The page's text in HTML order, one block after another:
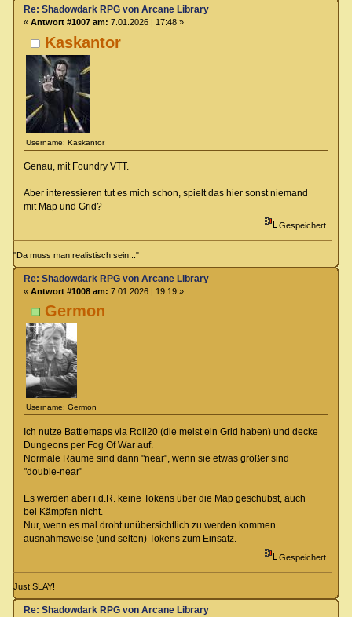
Kaskantor
Username: Kaskantor
Re: Shadowdark RPG von Arcane Library
« Antwort #1007 am: 7.01.2026 | 17:48 »
Genau, mit Foundry VTT.
Aber interessieren tut es mich schon, spielt das hier sonst niemand
mit Map und Grid?
Gespeichert
"Da muss man realistisch sein..."
Germon
Username: Germon
Re: Shadowdark RPG von Arcane Library
« Antwort #1008 am: 7.01.2026 | 19:19 »
Ich nutze Battlemaps via Roll20 (die meist ein Grid haben) und decke
Dungeons per Fog Of War auf.
Normale Räume sind dann "near", wenn sie etwas größer sind
"double-near"
Es werden aber i.d.R. keine Tokens über die Map geschubst, auch
bei Kämpfen nicht.
Nur, wenn es mal droht unübersichtlich zu werden kommen
ausnahmsweise (und selten) Tokens zum Einsatz.
Gespeichert
Just SLAY!
Re: Shadowdark RPG von Arcane Library